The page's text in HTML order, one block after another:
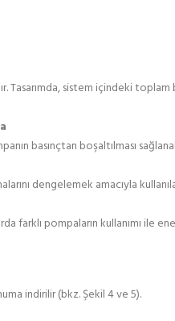
sistem içindeki toplam
basınçtan boşaltılması
dengelemek amacıyla
farklı pompaların kullanımı ile
indirilir (bkz. Şekil 4 ve 5).